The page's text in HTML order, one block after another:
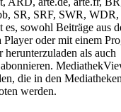
SR, SRF, SWR,
sowohl Beiträge aus
oder mit einem
herunterzuladen als auch
die in den
werden.